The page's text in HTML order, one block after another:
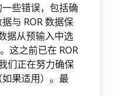
些错误，包括确
与 ROR 数据保
据从预输入中选
这之前已在 ROR
们正在努力确保
果适用）。最